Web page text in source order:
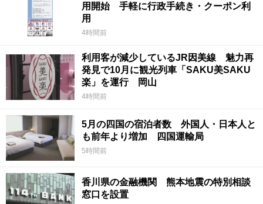
用開始 手軽に行政手続き・クーポン利
用
4時間前
利用客が減少しているJR因美線 魅力再
発見で10月に観光列車「SAKU美SAKU
楽」を運行 岡山
4時間前
5月の四国の宿泊者数 外国人・日本人と
も前年より増加 四国運輸局
5時間前
香川県の金融機関 熊本地震の特別相談
窓口を設置